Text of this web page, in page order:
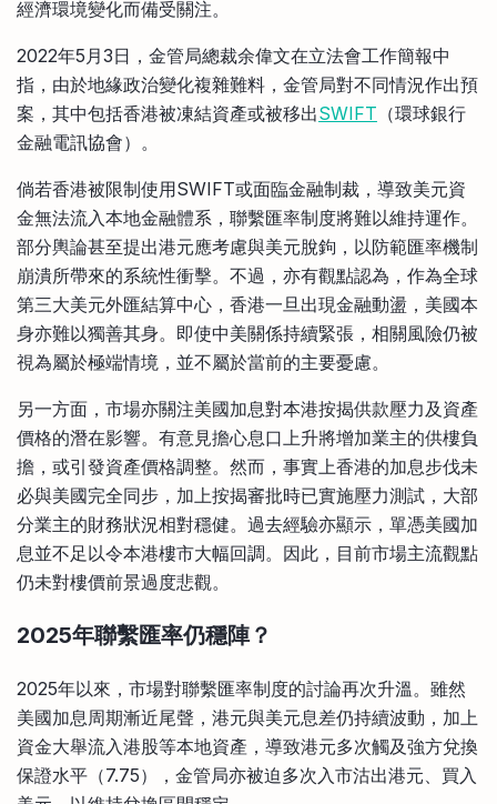
經濟環境變化而備受關注。
2022年5月3日，金管局總裁余偉文在立法會工作簡報中
指，由於地緣政治變化複雜難料，金管局對不同情況作出預
案，其中包括香港被凍結資產或被移出SWIFT （環球銀行
金融電訊協會）。
倘若香港被限制使用SWIFT或面臨金融制裁，導致美元資
金無法流入本地金融體系，聯繫匯率制度將難以維持運作。
部分輿論甚至提出港元應考慮與美元脫鉤，以防範匯率機制
崩潰所帶來的系統性衝擊。不過，亦有觀點認為，作為全球
第三大美元外匯結算中心，香港一旦出現金融動盪，美國本
身亦難以獨善其身。即使中美關係持續緊張，相關風險仍被
視為屬於極端情境，並不屬於當前的主要憂慮。
另一方面，市場亦關注美國加息對本港按揭供款壓力及資產
價格的潛在影響。有意見擔心息口上升將增加業主的供樓負
擔，或引發資產價格調整。然而，事實上香港的加息步伐未
必與美國完全同步，加上按揭審批時已實施壓力測試，大部
分業主的財務狀況相對穩健。過去經驗亦顯示，單憑美國加
息並不足以令本港樓市大幅回調。因此，目前市場主流觀點
仍未對樓價前景過度悲觀。
2025年聯繫匯率仍穩陣？
2025年以來，市場對聯繫匯率制度的討論再次升溫。雖然
美國加息周期漸近尾聲，港元與美元息差仍持續波動，加上
資金大舉流入港股等本地資產，導致港元多次觸及強方兌換
保證水平（7.75），金管局亦被迫多次入市沽出港元、買入